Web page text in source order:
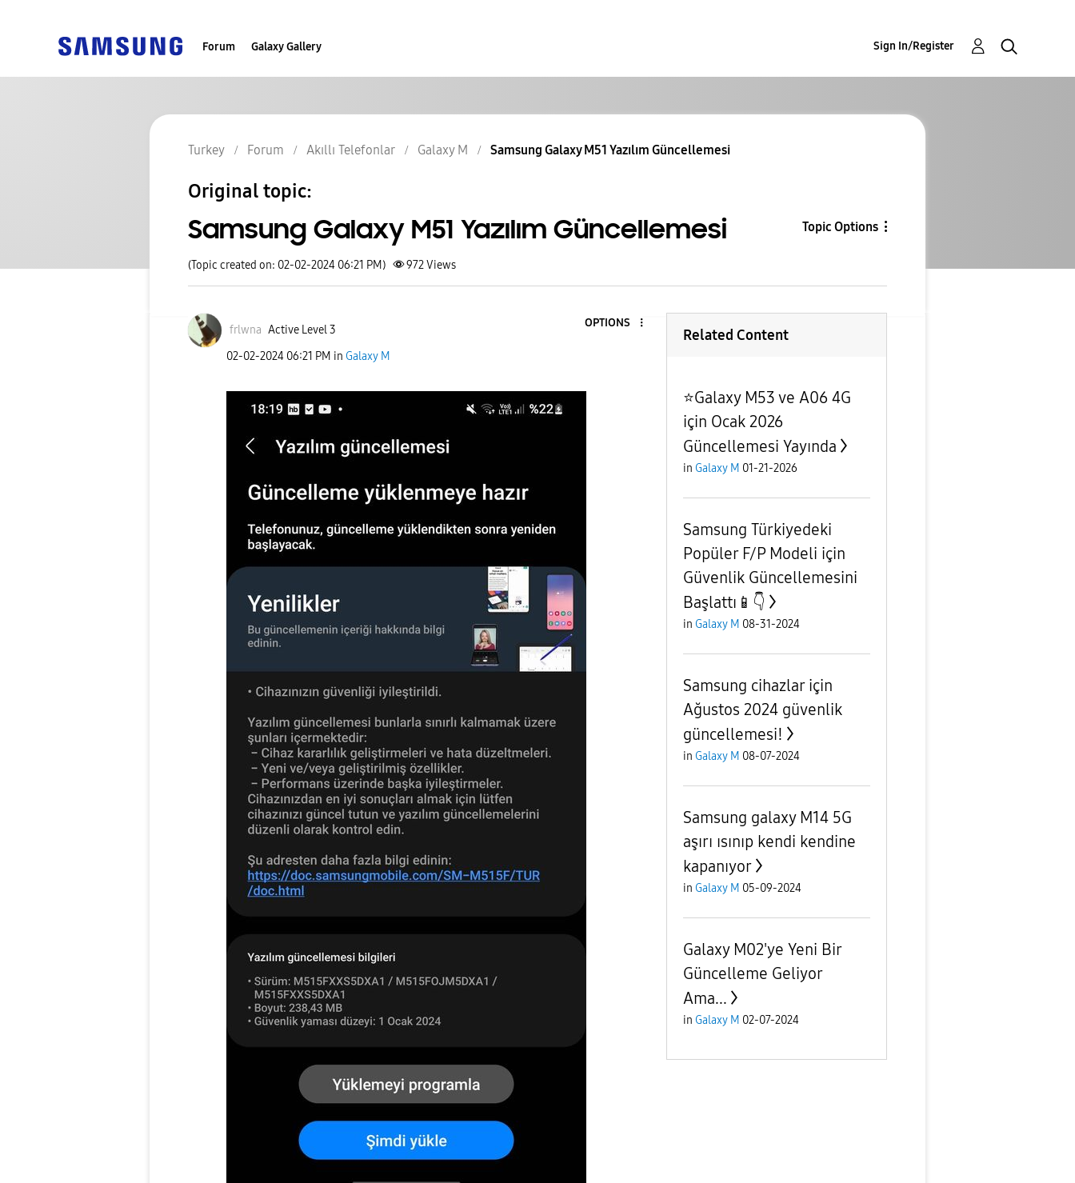
Forum Galaxy Gallery Sign In/Register
Turkey Forum Akıllı Telefonlar Galaxy M Samsung Galaxy M51 Yazılım Güncellemesi
Original topic:
Samsung Galaxy M51 Yazılım Güncellemesi Topic Options
(Topic created on: 02-02-2024 06:21 PM) 972Views
frlwna Active Level 3
OPTIONS
‎02-02-2024 06:21 PM in Galaxy M
Related Content
⭐️Galaxy M53 ve A06 4G
için Ocak 2026
Güncellemesi Yayında
in Galaxy M 01-21-2026
Samsung Türkiyedeki
Popüler F/P Modeli için
Güvenlik Güncellemesini
Başlattı📱👇
in Galaxy M 08-31-2024
Samsung cihazlar için
Ağustos 2024 güvenlik
güncellemesi!
in Galaxy M 08-07-2024
Samsung galaxy M14 5G
aşırı ısınıp kendi kendine
kapanıyor
in Galaxy M 05-09-2024
Galaxy M02'ye Yeni Bir
Güncelleme Geliyor
Ama...
in Galaxy M 02-07-2024